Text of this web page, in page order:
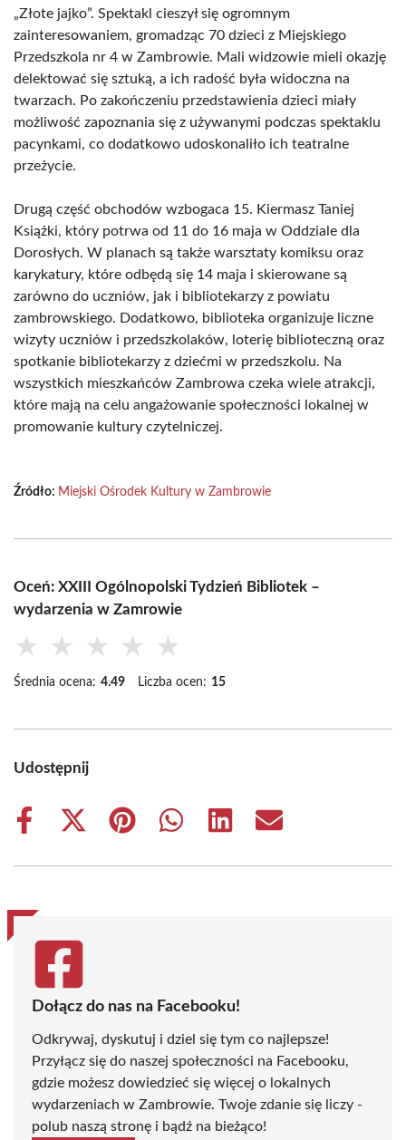
„Złote jajko”. Spektakl cieszył się ogromnym
zainteresowaniem, gromadząc 70 dzieci z Miejskiego
Przedszkola nr 4 w Zambrowie. Mali widzowie mieli okazję
delektować się sztuką, a ich radość była widoczna na
twarzach. Po zakończeniu przedstawienia dzieci miały
możliwość zapoznania się z używanymi podczas spektaklu
pacynkami, co dodatkowo udoskonaliło ich teatralne
przeżycie.
Drugą część obchodów wzbogaca 15. Kiermasz Taniej
Książki, który potrwa od 11 do 16 maja w Oddziale dla
Dorosłych. W planach są także warsztaty komiksu oraz
karykatury, które odbędą się 14 maja i skierowane są
zarówno do uczniów, jak i bibliotekarzy z powiatu
zambrowskiego. Dodatkowo, biblioteka organizuje liczne
wizyty uczniów i przedszkolaków, loterię biblioteczną oraz
spotkanie bibliotekarzy z dziećmi w przedszkolu. Na
wszystkich mieszkańców Zambrowa czeka wiele atrakcji,
które mają na celu angażowanie społeczności lokalnej w
promowanie kultury czytelniczej.
Źródło: Miejski Ośrodek Kultury w Zambrowie
Oceń: XXIII Ogólnopolski Tydzień Bibliotek –
wydarzenia w Zamrowie
★ ★ ★ ★ ★
Średnia ocena: 4.49 Liczba ocen: 15
Udostępnij
Share
Share
(Twitter)
Share
Share
Share
Share
Dołącz do nas na Facebooku!
Odkrywaj, dyskutuj i dziel się tym co najlepsze!
Przyłącz się do naszej społeczności na Facebooku,
gdzie możesz dowiedzieć się więcej o lokalnych
wydarzeniach w Zambrowie. Twoje zdanie się liczy -
polub naszą stronę i bądź na bieżąco!